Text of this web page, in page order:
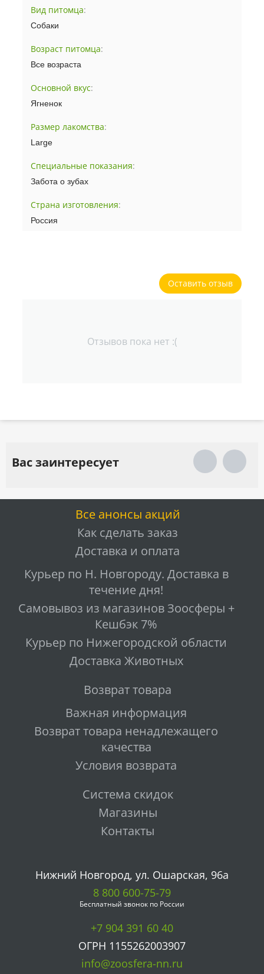
Вид питомца:
Собаки
Возраст питомца:
Все возраста
Основной вкус:
Ягненок
Размер лакомства:
Large
Специальные показания:
Забота о зубах
Страна изготовления:
Россия
Оставить отзыв
Отзывов пока нет :(
Вас заинтересует
Все анонсы акций
Как сделать заказ
Доставка и оплата
Курьер по Н. Новгороду. Доставка в
течение дня!
Самовывоз из магазинов Зоосферы +
Кешбэк 7%
Курьер по Нижегородской области
Доставка Животных
Возврат товара
Важная информация
Возврат товара ненадлежащего
качества
Условия возврата
Система скидок
Магазины
Контакты
Нижний Новгород, ул. Ошарская, 96а
8 800 600-75-79
Бесплатный звонок по России
+7 904 391 60 40
ОГРН 1155262003907
info@zoosfera-nn.ru